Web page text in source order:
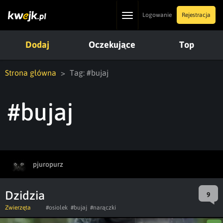
ToggleLogowanie Rejestracja
Dodaj Oczekujące Top
Strona główna Tag: #bujaj
#bujaj
pjuropurz
Dzidzia 9
Zwierzęta #osiolek #bujaj #narączki